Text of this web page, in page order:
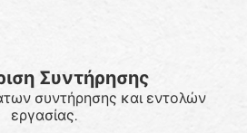
Συντήρησης
συντήρησης και εντολών
εργασίας.